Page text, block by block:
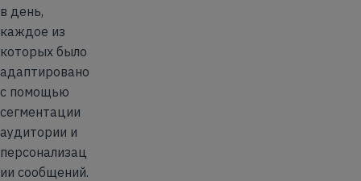
в день,
каждое из
которых было
адаптировано
с помощью
сегментации
аудитории и
персонализац
ии сообщений.